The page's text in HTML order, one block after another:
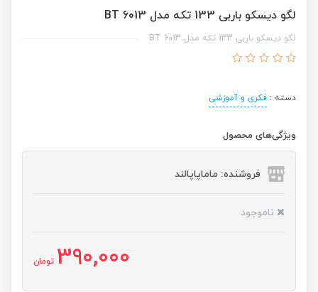
لگو دیسکو باربی 133 تکه مدل BT 6013
لگو دیسکو باربی 133 تکه مدل BT 6013
دسته : فکری و آموزشی
ویژگی‌های محصول
فروشنده: ماماپاپالند
ناموجود
390,000 تومان